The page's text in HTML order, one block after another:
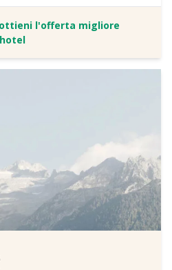
nuova area wellness Adults Only
i più piccoli possono
l'offerta migliore